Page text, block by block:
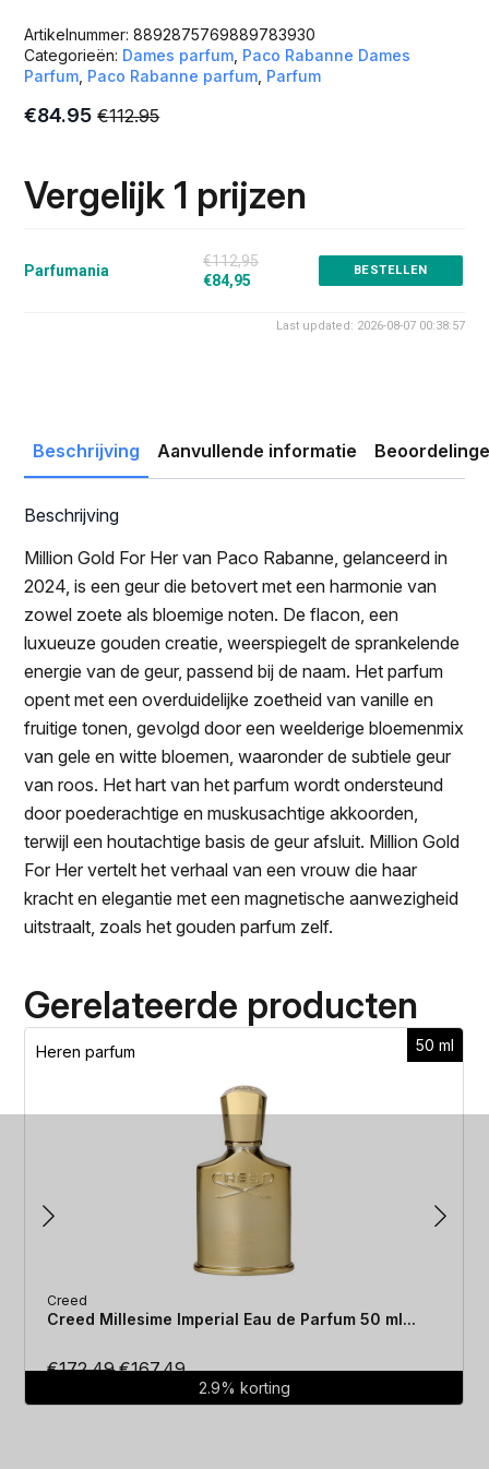
Artikelnummer:8892875769889783930
Categorieën: Dames parfum Paco Rabanne Dames
Parfum Paco Rabanne parfum Parfum
€112.95
Oorspronkelijke
€112.95.
€84.95
Huidige
€84.95.
Vergelijk 1 prijzen
Parfumania
€112,95
€84,95
BESTELLEN
Last updated: 2026-08-07 00:38:57
Beschrijving Aanvullende informatie
Beschrijving
Million Gold For Her van Paco Rabanne, gelanceerd in
2024, is een geur die betovert met een harmonie van
zowel zoete als bloemige noten. De flacon, een
luxueuze gouden creatie, weerspiegelt de sprankelende
energie van de geur, passend bij de naam. Het parfum
opent met een overduidelijke zoetheid van vanille en
fruitige tonen, gevolgd door een weelderige bloemenmix
van gele en witte bloemen, waaronder de subtiele geur
van roos. Het hart van het parfum wordt ondersteund
door poederachtige en muskusachtige akkoorden,
terwijl een houtachtige basis de geur afsluit. Million Gold
For Her vertelt het verhaal van een vrouw die haar
kracht en elegantie met een magnetische aanwezigheid
uitstraalt, zoals het gouden parfum zelf.
Gerelateerde producten
50 ml
Heren parfum
Creed
Creed Millesime Imperial Eau de Parfum 50 ml...
€172.49Oorspronkelijke
€167.49Huidige
prijs
2.9% korting